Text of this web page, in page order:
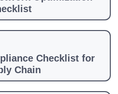
Checklist for
Chain